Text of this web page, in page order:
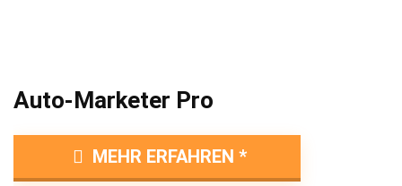
Auto-Marketer Pro
MEHR ERFAHREN